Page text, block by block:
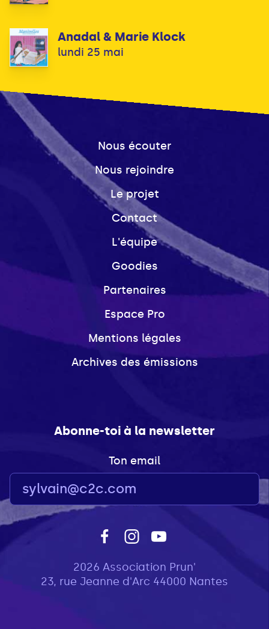
Anadal & Marie Klock
lundi 25 mai
Nous écouter
Nous rejoindre
Le projet
Contact
L'équipe
Goodies
Partenaires
Espace Pro
Mentions légales
Archives des émissions
Abonne-toi à la newsletter
Ton email
2026 Association Prun'
23, rue Jeanne d'Arc 44000 Nantes